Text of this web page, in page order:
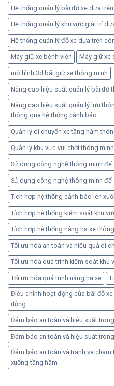
Hệ thống quản lý bãi đỗ xe dựa
Hệ thống quản lý khu vực giải trí
Hệ thống quản lý đỗ xe dựa trên
Máy giữ xe bệnh viện Máy giữ xe
mô hình 3d bãi giữ xe thông minh
Nâng cao hiệu suất quản lý bãi đỗ
Nâng cao hiệu suất quản lý lưu
thông qua hệ thống cảnh báo.
Quản lý di chuyển xe tầng hầm
Quản lý khu vực vui chơi thông minh
Sử dụng công nghệ thông minh để
Sử dụng công nghệ thông minh để
Tích hợp hệ thống cảnh báo lên
Tích hợp hệ thống kiểm soát khu
Tích hợp hệ thống nâng hạ xe
Tối ưu hóa an toàn và hiệu quả di
Tối ưu hóa quá trình kiểm soát khu
Tối ưu hóa quá trình nâng hạ xe
Điều chỉnh hoạt động của bãi đỗ
động
Đảm bảo an toàn và hiệu suất
Đảm bảo an toàn và hiệu suất
Đảm bảo an toàn và tránh va
xuống tầng hầm